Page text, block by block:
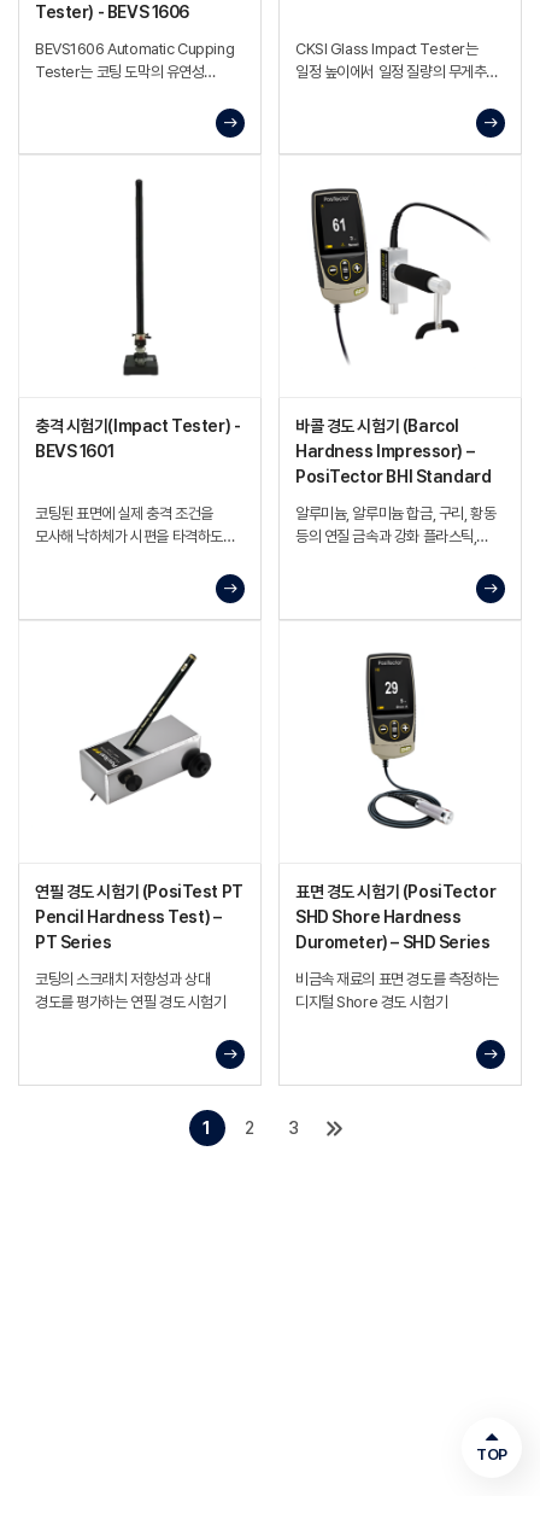
Tester) - BEVS 1606
BEVS1606 Automatic Cupping
Tester는 코팅 도막의 유연성
CKSI Glass Impact Tester는
일정 높이에서 일정 질량의 무게추를
표면의 충격 저항성과 손상 정도를
충격 시험기(Impact Tester) -
BEVS 1601
코팅된 표면에 실제 충격 조건을
모사해 낙하체가 시편을 타격하도록
바콜 경도 시험기 (Barcol
Hardness Impressor) –
PosiTector BHI Standard
알루미늄, 알루미늄 합금, 구리, 황동
등의 연질 금속과 강화 플라스틱,
연필 경도 시험기 (PosiTest PT
Pencil Hardness Test) –
PT Series
코팅의 스크래치 저항성과 상대
경도를 평가하는 연필 경도 시험기
표면 경도 시험기 (PosiTector
SHD Shore Hardness
Durometer) – SHD Series
비금속 재료의 표면 경도를 측정하는
디지털 Shore 경도 시험기
1 2 3
TOP